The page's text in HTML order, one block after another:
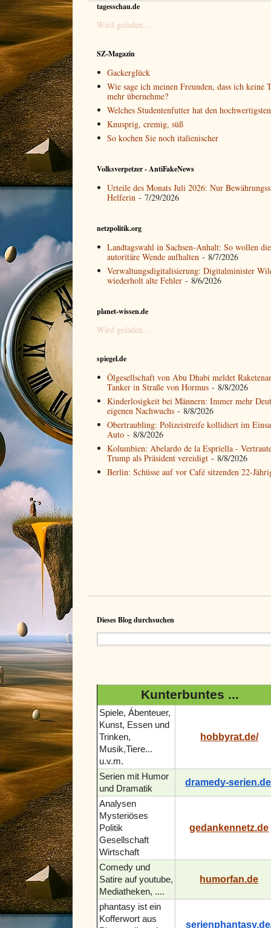
tagesschau.de
Wird geladen...
SZ-Magazin
Gackerglück
Wie sage ich meinen Freunden, dass ich keine
mehr übernehme?
Welches Studentenfutter hat den
Knusprig, cremig, süß
So kochen Sie noch italienischer
Volksverpetzer - AntiFakeNews
Urteile des Monats Juli 2026: Nur
Helferin - 7/29/2026
netzpolitik.org
Landtagswahl in Sachsen-Anhalt: So wollen
autoritäre Wende aufhalten - 8/7/2026
Verwaltungsdigitalisierung: Digitalminister
wiederholt alte Fehler - 8/6/2026
planet-wissen.de
Wird geladen...
spiegel.de
Ölgesellschaft von Abu Dhabi meldet
Tanker in Straße von Hormus - 8/8/2026
Kinderlosigkeit bei Männern: Immer mehr
eigenen Nachwuchs - 8/8/2026
Obertraubling: Polizeistreife kollidiert im
Auto - 8/8/2026
Kolumbien: Abelardo de la Espriella -
Trump als Präsident vereidigt - 8/8/2026
Berlin: Schüsse auf vor Café sitzenden 22-
Dieses Blog durchsuchen
Kunterbuntes ...
Spiele, Ábenteuer,
Kunst, Essen und
Trinken,
Musik,Tiere...
u.v.m.
hobbyrat.de/
Serien mit Humor
und Dramatik
dramedy-
Analysen
Mysteriöses
Politik
Gesellschaft
Wirtschaft
gedankennetz.de
Comedy und
Satire auf youtube,
Mediatheken, ....
humorfan.de
phantasy ist ein
Kofferwort aus